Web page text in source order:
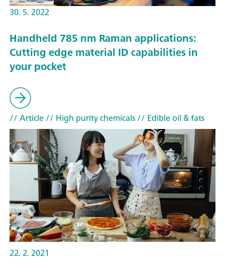
30. 5. 2022
Handheld 785 nm Raman applications:
Cutting edge material ID capabilities in
your pocket
// Article// High purity chemicals// Edible oil & fats
22. 2. 2021